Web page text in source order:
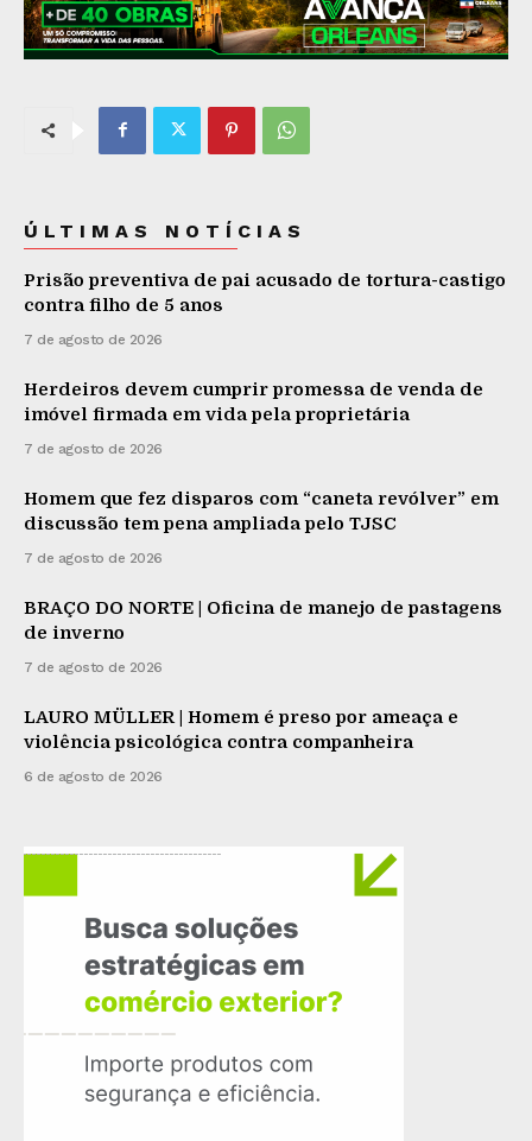
ÚLTIMAS NOTÍCIAS
Prisão preventiva de pai acusado de tortura-castigo
contra filho de 5 anos
7 de agosto de 2026
Herdeiros devem cumprir promessa de venda de
imóvel firmada em vida pela proprietária
7 de agosto de 2026
Homem que fez disparos com “caneta revólver” em
discussão tem pena ampliada pelo TJSC
7 de agosto de 2026
BRAÇO DO NORTE | Oficina de manejo de pastagens
de inverno
7 de agosto de 2026
LAURO MÜLLER | Homem é preso por ameaça e
violência psicológica contra companheira
6 de agosto de 2026